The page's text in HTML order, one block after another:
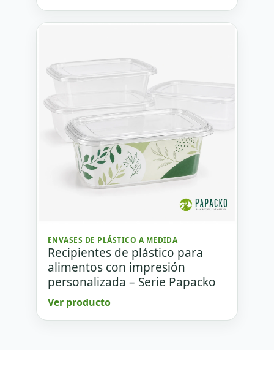
ENVASES DE PLÁSTICO A MEDIDA
Recipientes de plástico para
alimentos con impresión
personalizada – Serie Papacko
Ver producto